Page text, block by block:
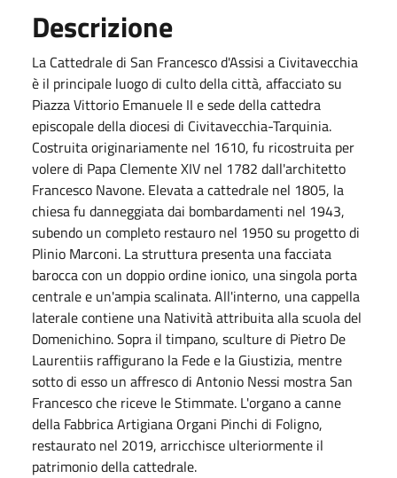
Descrizione
La Cattedrale di San Francesco d'Assisi a Civitavecchia
è il principale luogo di culto della città, affacciato su
Piazza Vittorio Emanuele II e sede della cattedra
episcopale della diocesi di Civitavecchia-Tarquinia.
Costruita originariamente nel 1610, fu ricostruita per
volere di Papa Clemente XIV nel 1782 dall'architetto
Francesco Navone. Elevata a cattedrale nel 1805, la
chiesa fu danneggiata dai bombardamenti nel 1943,
subendo un completo restauro nel 1950 su progetto di
Plinio Marconi. La struttura presenta una facciata
barocca con un doppio ordine ionico, una singola porta
centrale e un'ampia scalinata. All'interno, una cappella
laterale contiene una Natività attribuita alla scuola del
Domenichino. Sopra il timpano, sculture di Pietro De
Laurentiis raffigurano la Fede e la Giustizia, mentre
sotto di esso un affresco di Antonio Nessi mostra San
Francesco che riceve le Stimmate. L'organo a canne
della Fabbrica Artigiana Organi Pinchi di Foligno,
restaurato nel 2019, arricchisce ulteriormente il
patrimonio della cattedrale.